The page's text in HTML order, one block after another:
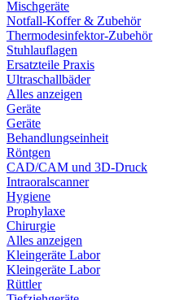
Mischgeräte
Notfall-Koffer & Zubehör
Thermodesinfektor-Zubehör
Stuhlauflagen
Ersatzteile Praxis
Ultraschallbäder
Alles anzeigen
Geräte
Geräte
Behandlungseinheit
Röntgen
CAD/CAM und 3D-Druck
Intraoralscanner
Hygiene
Prophylaxe
Chirurgie
Alles anzeigen
Kleingeräte Labor
Kleingeräte Labor
Rüttler